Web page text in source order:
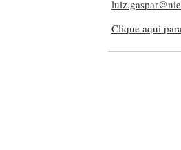
Clique aqui